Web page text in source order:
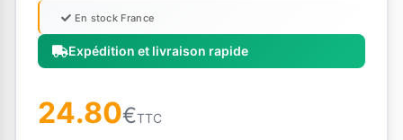
Expédition et livraison rapide
En stock France
24.80€TTC